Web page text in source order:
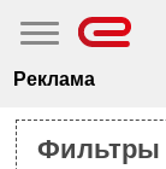
Реклама
Фильтры